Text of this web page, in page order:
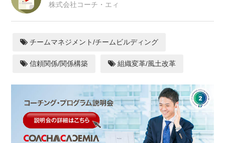
株式会社コーチ・エィ
チームマネジメント/チームビルディング
信頼関係/関係構築 組織変革/風土改革